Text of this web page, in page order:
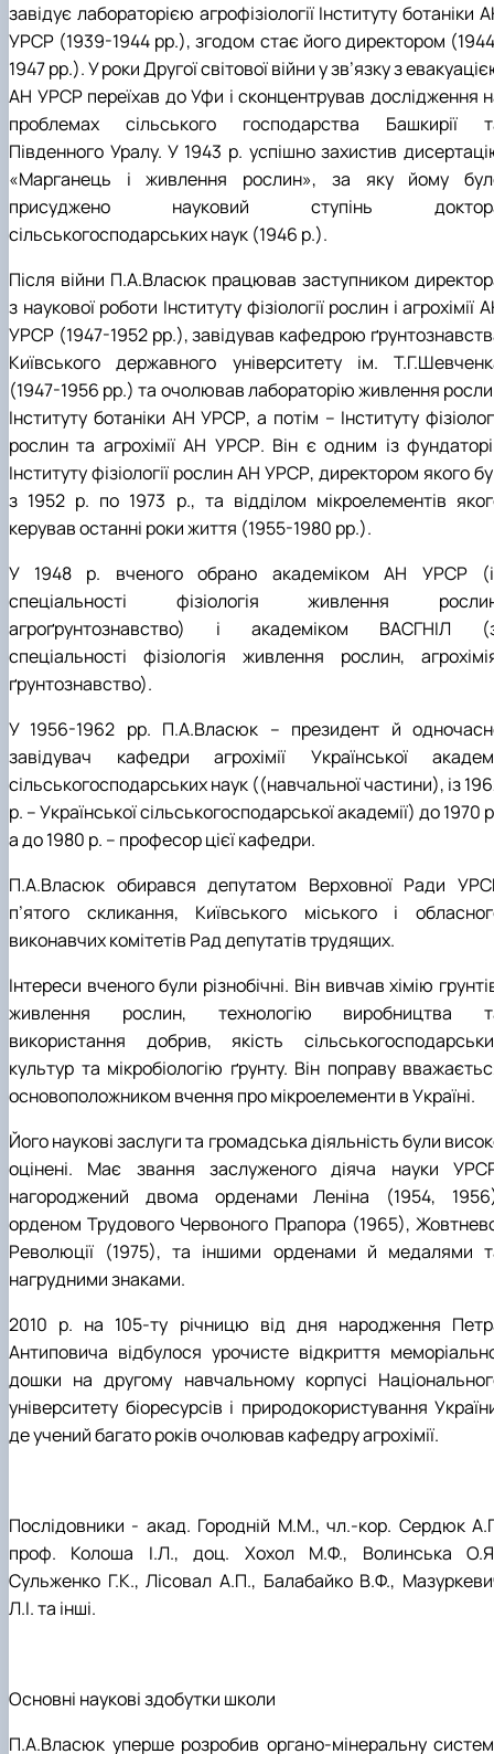
завідує лабораторією агрофізіології Інституту ботаніки
УРСР (1939-1944 рр.), згодом стає його директором
1947 рр.). У роки Другої світової війни у зв’язку з
АН УРСР переїхав до Уфи і сконцентрував дослідження
проблемах сільського господарства Башкирії
Південного Уралу. У 1943 р. успішно захистив
«Марганець і живлення рослин», за яку йому
присуджено науковий ступінь
сільськогосподарських наук (1946 р.).
Після війни П.А.Власюк працював заступником
з наукової роботи Інституту фізіології рослин і агрохімії
УРСР (1947-1952 рр.), завідував кафедрою
Київського державного університету ім.
(1947-1956 рр.) та очолював лабораторію живлення
Інституту ботаніки АН УРСР, а потім – Інституту
рослин та агрохімії АН УРСР. Він є одним із
Інституту фізіології рослин АН УРСР, директором якого
з 1952 р. по 1973 р., та відділом мікроелементів
керував останні роки життя (1955-1980 рр.).
У 1948 р. вченого обрано академіком АН УРСР
спеціальності фізіологія живлення
агроґрунтознавство) і академіком ВАСГНІЛ
спеціальності фізіологія живлення рослин,
ґрунтознавство).
У 1956-1962 рр. П.А.Власюк – президент й
завідувач кафедри агрохімії Української
сільськогосподарських наук ((навчальної частини), із
р. – Української сільськогосподарської академії) до 1970
а до 1980 р. – професор цієї кафедри.
П.А.Власюк обирався депутатом Верховної Ради
п’ятого скликання, Київського міського і
виконавчих комітетів Рад депутатів трудящих.
Інтереси вченого були різнобічні. Він вивчав хімію
живлення рослин, технологію виробництва
використання добрив, якість
культур та мікробіологію ґрунту. Він поправу
основоположником вчення про мікроелементи в Україні.
Його наукові заслуги та громадська діяльність були
оцінені. Має звання заслуженого діяча науки
нагороджений двома орденами Леніна (1954,
орденом Трудового Червоного Прапора (1965),
Революції (1975), та іншими орденами й медалями
нагрудними знаками.
2010 р. на 105-ту річницю від дня народження
Антиповича відбулося урочисте відкриття
дошки на другому навчальному корпусі
університету біоресурсів і природокористування
де учений багато років очолював кафедру агрохімії.
Послідовники - акад. Городній М.М., чл.-кор. Сердюк
проф. Колоша І.Л., доц. Хохол М.Ф., Волинська
Сульженко Г.К., Лісовал А.П., Балабайко В.Ф.,
Л.І. та інші.
Основні наукові здобутки школи
П.А.Власюк уперше розробив органо-мінеральну